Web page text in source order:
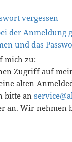
vergessen
der Anmeldung
und das
mich zu:
Zugriff auf
alten
bitte an
an. Wir